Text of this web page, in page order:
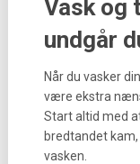
Vask og
undgår
Når du vasker
være ekstra
Start altid med
bredtandet
vasken.